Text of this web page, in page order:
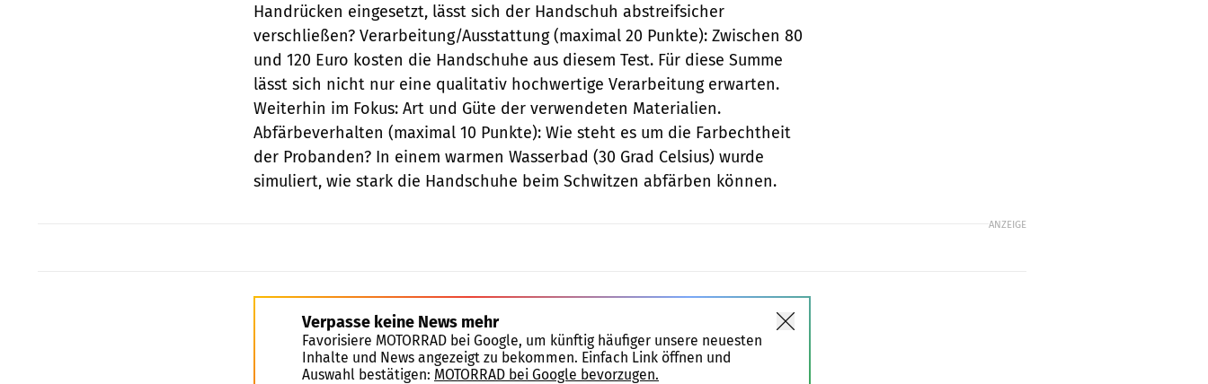
Handrücken eingesetzt, lässt sich der Handschuh abstreifsicher
verschließen? Verarbeitung/Ausstattung (maximal 20 Punkte): Zwischen 80
und 120 Euro kosten die Handschuhe aus diesem Test. Für diese Summe
lässt sich nicht nur eine qualitativ hochwertige Verarbeitung erwarten.
Weiterhin im Fokus: Art und Güte der verwendeten Materialien.
Abfärbeverhalten (maximal 10 Punkte): Wie steht es um die Farbechtheit
der Probanden? In einem warmen Wasserbad (30 Grad Celsius) wurde
simuliert, wie stark die Handschuhe beim Schwitzen abfärben können.
ANZEIGE
Verpasse keine News mehr
Favorisiere MOTORRAD bei Google, um künftig häufiger unsere neuesten
Inhalte und News angezeigt zu bekommen. Einfach Link öffnen und
Auswahl bestätigen: MOTORRAD bei Google bevorzugen.